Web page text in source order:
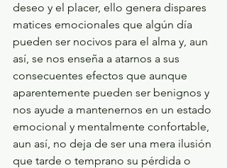
deseo y el placer, ello genera dispares
matices emocionales que algún día
pueden ser nocivos para el alma y, aun
así, se nos enseña a atarnos a sus
consecuentes efectos que aunque
aparentemente pueden ser benignos y
nos ayude a mantenernos en un estado
emocional y mentalmente confortable,
aun así, no deja de ser una mera ilusión
que tarde o temprano su pérdida o